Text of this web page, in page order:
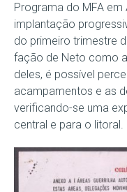
Programa do MFA em
implantação
do primeiro trimestre
fação de Neto como a
deles, é possível
acampamentos e as
verificando-se uma
central e para o litoral.